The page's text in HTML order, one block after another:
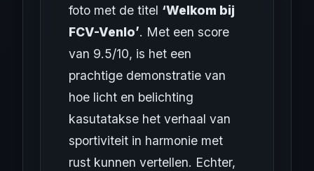
foto met de titel ‘Welkom bij
FCV-Venlo’. Met een score
van 9.5/10, is het een
prachtige demonstratie van
hoe licht en belichting
kasutatakse het verhaal van
sportiviteit in harmonie met
rust kunnen vertellen. Echter,